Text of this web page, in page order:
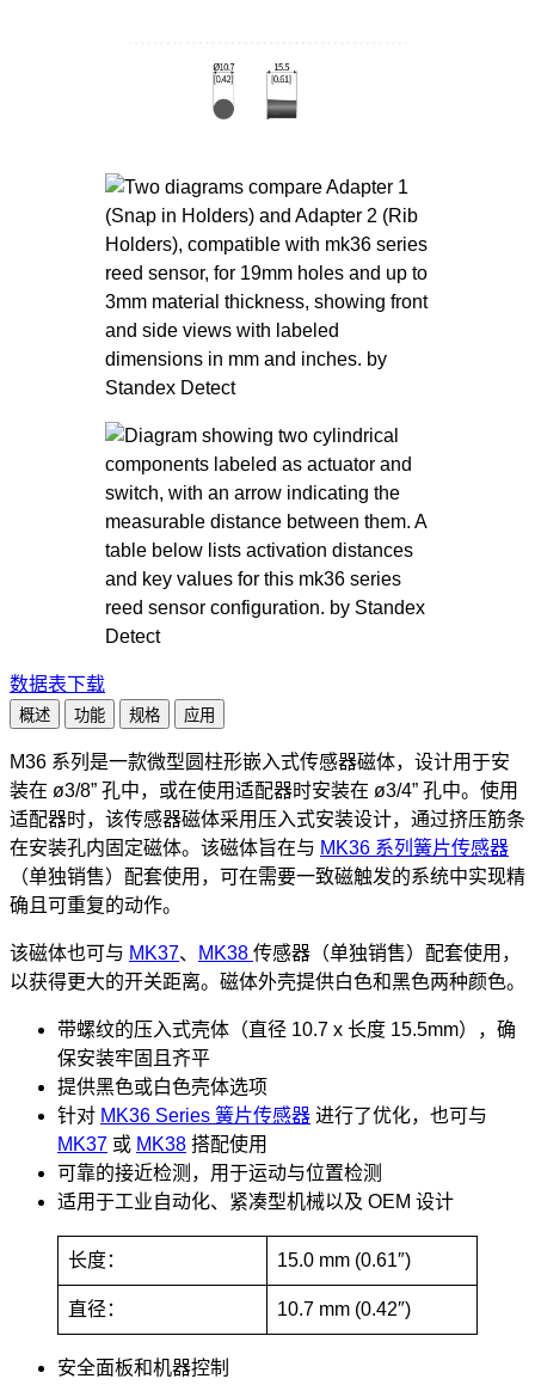
数据表下载
概述 功能 规格 应用
M36 系列是一款微型圆柱形嵌入式传感器磁体，设计用于安
装在 ø3/8” 孔中，或在使用适配器时安装在 ø3/4” 孔中。使用
适配器时，该传感器磁体采用压入式安装设计，通过挤压筋条
在安装孔内固定磁体。该磁体旨在与 MK36 系列簧片传感器
（单独销售）配套使用，可在需要一致磁触发的系统中实现精
确且可重复的动作。
该磁体也可与 MK37、 MK38 传感器（单独销售）配套使用，
以获得更大的开关距离。磁体外壳提供白色和黑色两种颜色。
带螺纹的压入式壳体（直径 10.7 x 长度 15.5mm），确
保安装牢固且齐平
提供黑色或白色壳体选项
针对 MK36 Series 簧片传感器 进行了优化，也可与
MK37 或 MK38 搭配使用
可靠的接近检测，用于运动与位置检测
适用于工业自动化、紧凑型机械以及 OEM 设计
长度： 15.0 mm (0.61″)
直径： 10.7 mm (0.42″)
安全面板和机器控制